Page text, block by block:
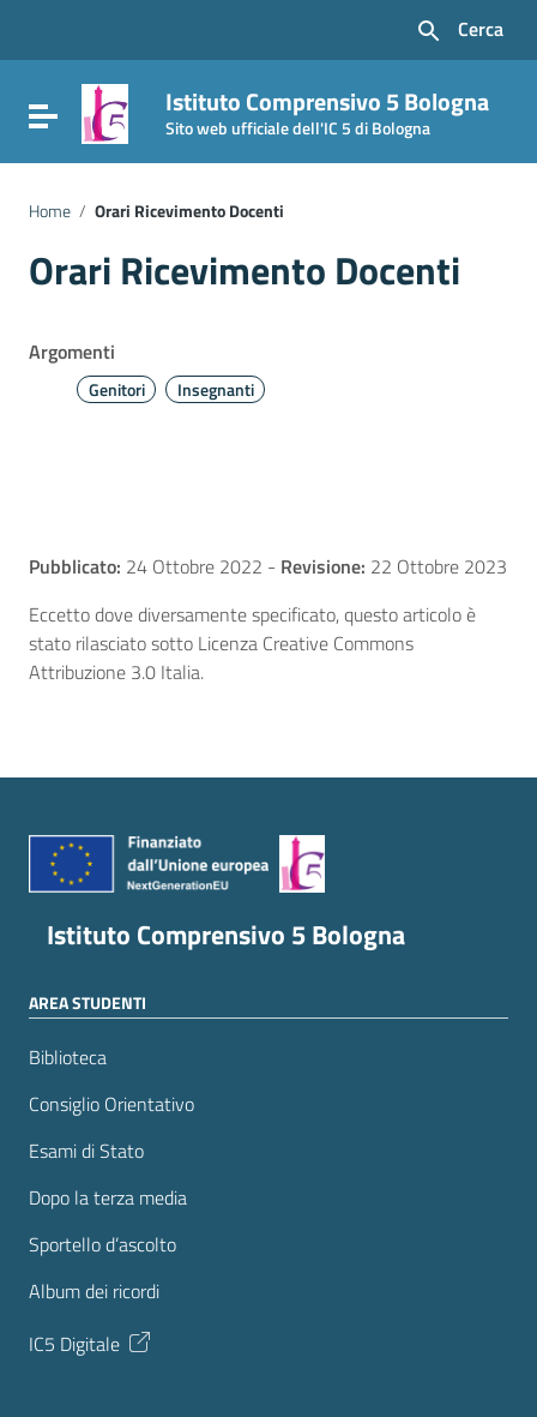
Vai al footer
Cerca
Attiva / disattiva la navigazione
Istituto Comprensivo 5 Bologna
Sito web ufficiale dell'IC 5 di Bologna
Home / Orari Ricevimento Docenti
Orari Ricevimento Docenti
Argomenti
Genitori Insegnanti
Pubblicato: 24 Ottobre 2022 - Revisione: 22 Ottobre 2023
Eccetto dove diversamente specificato, questo articolo è
stato rilasciato sotto Licenza Creative Commons
Attribuzione 3.0 Italia.
Istituto Comprensivo 5 Bologna
AREA STUDENTI
Biblioteca
Consiglio Orientativo
Esami di Stato
Dopo la terza media
Sportello d’ascolto
Album dei ricordi
IC5 Digitale